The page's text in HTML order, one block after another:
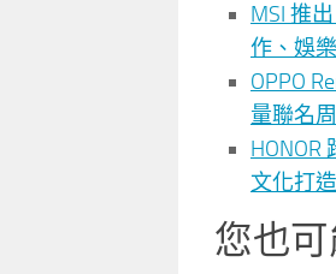
MSI 推
作、娛
OPPO
量聯名
文化打
您也